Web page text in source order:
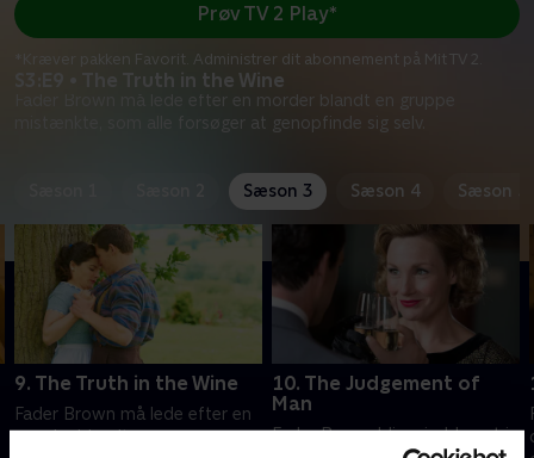
S3:E9 • The Truth in the Wine
Fader Brown må lede efter en morder blandt en gruppe
mistænkte, som alle forsøger at genopfinde sig selv.
Prøv TV 2 Play*
*Kræver pakken Favorit. Administrer dit abonnement på Mit TV 2.
Sæson 3 Sæson 4 Sæson 5
9. The Truth in the Wine
Fader Brown må lede efter en
morder blandt en gruppe
10. The Judgement of
Man
Fader Brown bliver inddraget i